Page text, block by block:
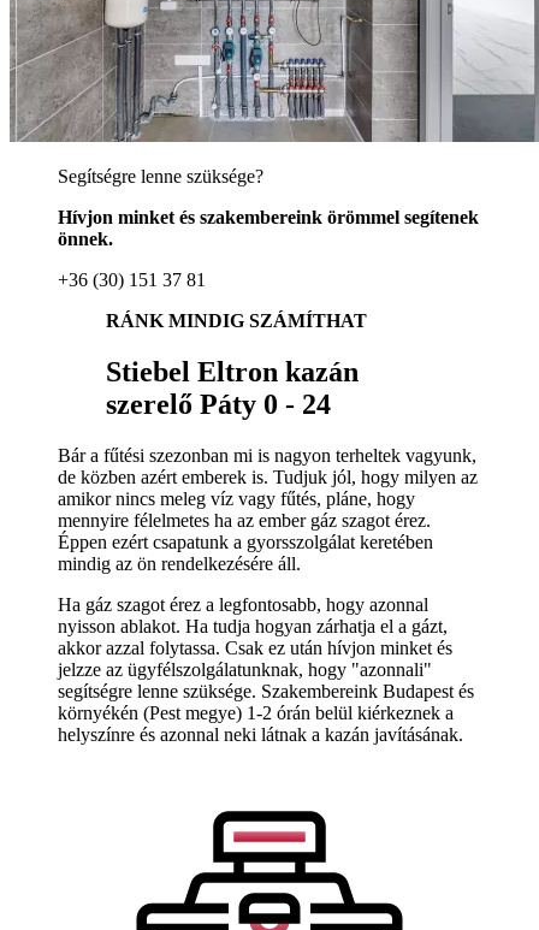
Segítségre lenne szüksége?
Hívjon minket és szakembereink örömmel segítenek
önnek.
+36 (30) 151 37 81
RÁNK MINDIG SZÁMÍTHAT
Stiebel Eltron kazán
szerelő Páty 0 - 24
Bár a fűtési szezonban mi is nagyon terheltek vagyunk,
de közben azért emberek is. Tudjuk jól, hogy milyen az
amikor nincs meleg víz vagy fűtés, pláne, hogy
mennyire félelmetes ha az ember gáz szagot érez.
Éppen ezért csapatunk a gyorsszolgálat keretében
mindig az ön rendelkezésére áll.
Ha gáz szagot érez a legfontosabb, hogy azonnal
nyisson ablakot. Ha tudja hogyan zárhatja el a gázt,
akkor azzal folytassa. Csak ez után hívjon minket és
jelzze az ügyfélszolgálatunknak, hogy "azonnali"
segítségre lenne szüksége. Szakembereink Budapest és
környékén (Pest megye) 1-2 órán belül kiérkeznek a
helyszínre és azonnal neki látnak a kazán javításának.